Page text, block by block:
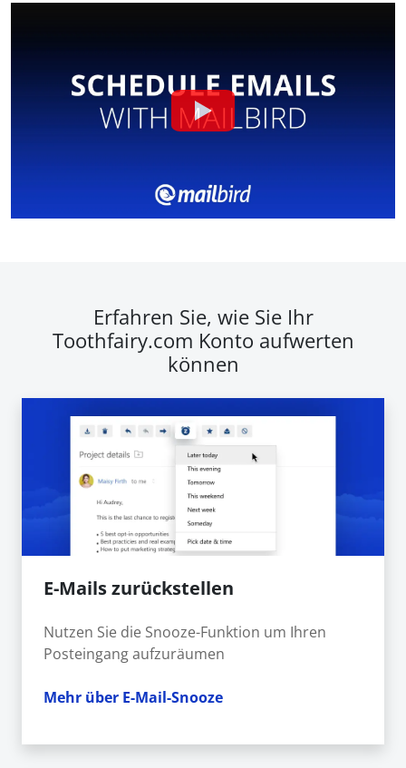
Erfahren Sie, wie Sie Ihr
Toothfairy.com Konto aufwerten
können
E-Mails zurückstellen
Nutzen Sie die Snooze-Funktion um Ihren
Posteingang aufzuräumen
Mehr über E-Mail-Snooze